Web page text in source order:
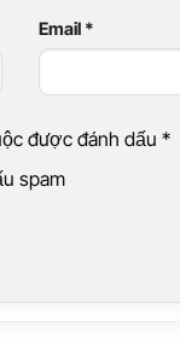
Email *
được đánh dấu *
spam